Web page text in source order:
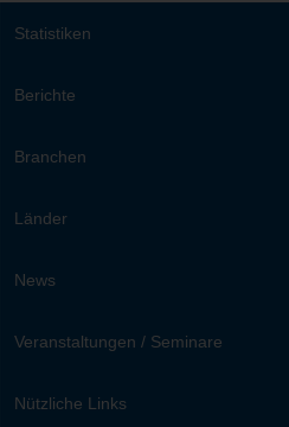
Statistiken
Berichte
Branchen
Länder
News
Veranstaltungen / Seminare
Nützliche Links